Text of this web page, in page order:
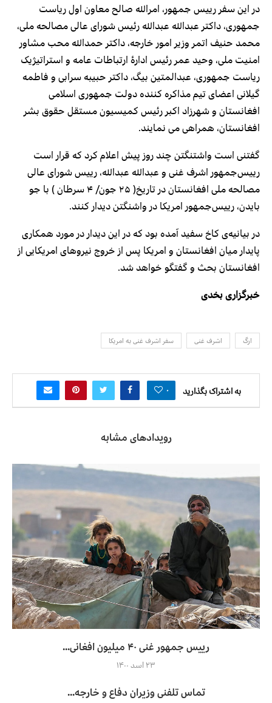
در این سفر رییس جمهور، امرالله صالح معاون اول ریاست
جمهوری، داکتر عبدالله عبدالله رئیس شورای عالی مصالحه ملی،
محمد حنیف اتمر وزیر امور خارجه، داکتر حمدالله محب مشاور
امنیت ملی، وحید عمر رئیس ادارۀ ارتباطات عامه و استراتیژیک
ریاست جمهوری، عبدالمتین بیگ، داکتر حبیبه سرابی و فاطمه
گیلانی اعضای تیم مذاکره کننده دولت جمهوری اسلامی
افغانستان و شهرزاد اکبر رئیس کمیسیون مستقل حقوق بشر
افغانستان، همراهی می نمایند.
گفتنی است واشتنگتن چند روز پیش اعلام کرد که قرار است
رییس‌جمهور اشرف غنی و عبدالله عبدالله، رییس شورای عالی
مصالحه ملی افغانستان در تاریخ( ۲۵ جون/ ۴ سرطان ) با جو
بایدن، رییس‌جمهور امریکا در واشنگتن دیدار کنند.
در بیانیه‌ی کاخ سفید آمده بود که در این دیدار در مورد همکاری
پایدار میان افغانستان و امریکا پس از خروج نیروهای امریکایی از
افغانستان بحث و گفتگو خواهد شد.
خبرگزاری بخدی
ارگ اشرف غنی سفر اشرف غنی به امریکا
به اشتراک بگذارید ۰
رویدادهای مشابه
رییس جمهور غنی ۴۰ میلیون افغانی...
۲۳ اسد ۱۴۰۰
تماس تلفنی وزیران دفاع و خارجه...